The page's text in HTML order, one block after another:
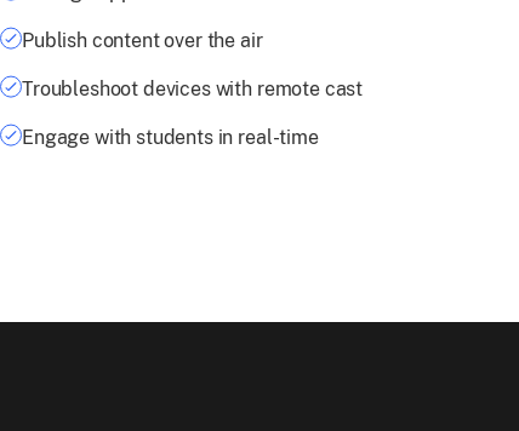
Publish content over the air
Troubleshoot devices with remote cast
Engage with students in real-time